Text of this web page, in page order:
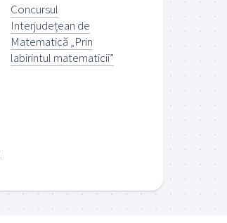
Concursul
Interjudețean de
Matematică „Prin
labirintul matematicii”